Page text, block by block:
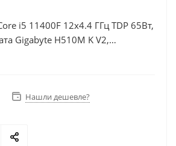
i5 11400F 12x4.4 ГГц TDP 65Вт,
Gigabyte H510M K V2,
4Гб, Память DDR4 8Gb,
Нашли дешевле?